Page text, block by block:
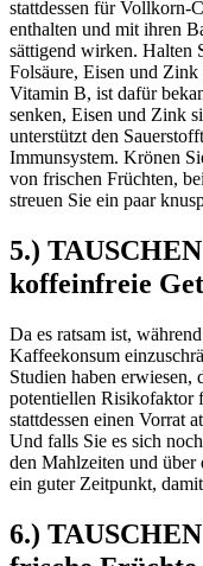
stattdessen für Vollkorn-
enthalten und mit ihren
sättigend wirken. Halten
Folsäure, Eisen und
Vitamin B, ist dafür
senken, Eisen und Zink
unterstützt den
Immunsystem. Krönen
von frischen Früchten,
streuen Sie ein paar
5.)
koffeinfreie
Da es ratsam ist,
Kaffeekonsum
Studien haben erwiesen,
potentiellen Risikofaktor
stattdessen einen Vorrat
Und falls Sie es sich
den Mahlzeiten und über
ein guter Zeitpunkt,
6.)